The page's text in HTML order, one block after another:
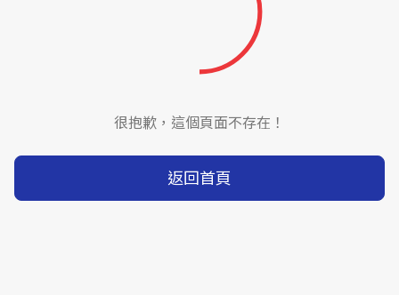
很抱歉，這個頁面不存在！
返回首頁